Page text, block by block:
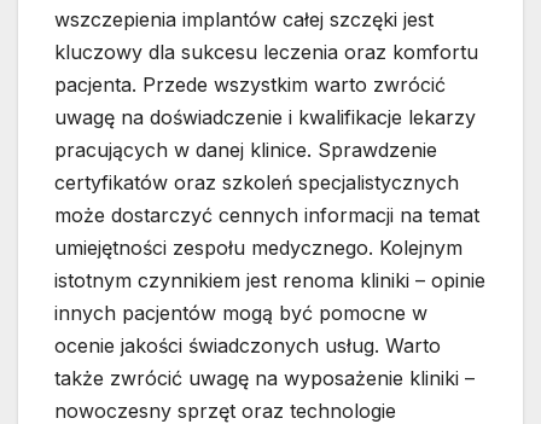
wszczepienia implantów całej szczęki jest
kluczowy dla sukcesu leczenia oraz komfortu
pacjenta. Przede wszystkim warto zwrócić
uwagę na doświadczenie i kwalifikacje lekarzy
pracujących w danej klinice. Sprawdzenie
certyfikatów oraz szkoleń specjalistycznych
może dostarczyć cennych informacji na temat
umiejętności zespołu medycznego. Kolejnym
istotnym czynnikiem jest renoma kliniki – opinie
innych pacjentów mogą być pomocne w
ocenie jakości świadczonych usług. Warto
także zwrócić uwagę na wyposażenie kliniki –
nowoczesny sprzęt oraz technologie